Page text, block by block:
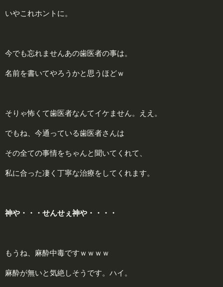
いやこれホントに。
今でも忘れませんあの歯医者の事は。
名前を書いてやろうかと思うほどｗ
そりゃ怖くて歯医者なんてイケません。ええ。
でもね、今通っている歯医者さんは
その全ての事情をちゃんと聞いてくれて、
私に合った凄く丁寧な治療をしてくれます。
神や・・・せんせぇ神や・・・・
もうね、麻酔中毒ですｗｗｗｗ
麻酔が無いと気絶しそうです。ハイ。